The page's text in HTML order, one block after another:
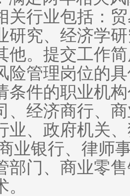
关行业包括：
研究、经济学
他。提交工作
险管理岗位的
条件的职业机
、经济商行、
业、政府机关
业银行、律师
部门、商业零